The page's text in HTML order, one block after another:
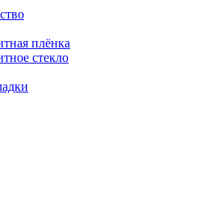
плёнка
стекло